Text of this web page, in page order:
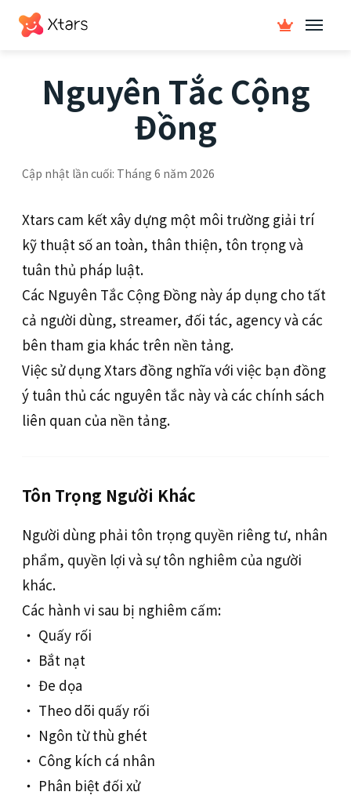
Nguyên Tắc Cộng
Đồng
Cập nhật lần cuối: Tháng 6 năm 2026
Xtars cam kết xây dựng một môi trường giải trí
kỹ thuật số an toàn, thân thiện, tôn trọng và
tuân thủ pháp luật.
Các Nguyên Tắc Cộng Đồng này áp dụng cho tất
cả người dùng, streamer, đối tác, agency và các
bên tham gia khác trên nền tảng.
Việc sử dụng Xtars đồng nghĩa với việc bạn đồng
ý tuân thủ các nguyên tắc này và các chính sách
liên quan của nền tảng.
Tôn Trọng Người Khác
Người dùng phải tôn trọng quyền riêng tư, nhân
phẩm, quyền lợi và sự tôn nghiêm của người
khác.
Các hành vi sau bị nghiêm cấm:
‧ Quấy rối
‧ Bắt nạt
‧ Đe dọa
‧ Theo dõi quấy rối
‧ Ngôn từ thù ghét
‧ Công kích cá nhân
‧ Phân biệt đối xử